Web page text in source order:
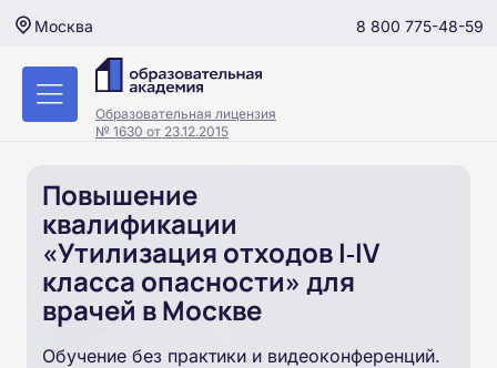
Москва 8 800 775-48-59
Образовательная лицензия
№ 1630 от 23.12.2015
Повышение
квалификации
«Утилизация отходов I‑IV
класса опасности» для
врачей в Москве
Обучение без практики и видеоконференций.